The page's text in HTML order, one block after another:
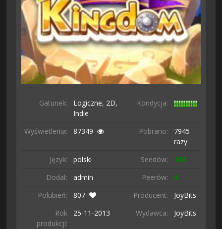
Gatunek: Logiczne, 2D,
Indie
Kondycja:
Wyświetlenia: 87349 Pobrano:
7945
razy
Język:
polski Seedów:
488
Dodał:
admin Peerów:
4
Polubień:
807 Producent:
JoyBits
Rok
produkcji:
25-11-2013 Wydawca: JoyBits